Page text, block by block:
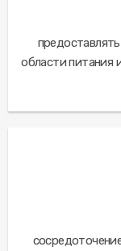
области питания